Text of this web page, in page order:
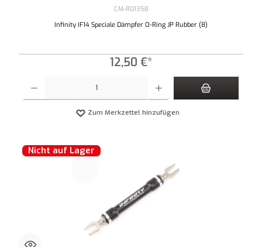
CM-R0135B
Infinity IF14 Speciale Dämpfer O-Ring JP Rubber (8)
12,50 €*
Zum Merkzettel hinzufügen
Nicht auf Lager